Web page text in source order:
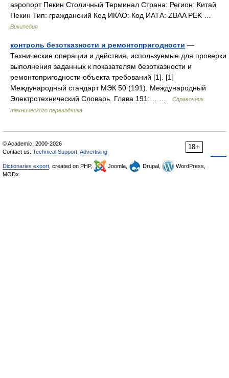
аэропорт Пекин Столичный Терминал Страна: Регион: Китай
Пекин Тип: гражданский Код ИКАО: Код ИАТА: ZBAA PEK …
Википедия
контроль безотказности и ремонтопригодности —
Технические операции и действия, используемые для проверки
выполнения заданных к показателям безотказности и
ремонтопригодности объекта требований [1]. [1]
Международный стандарт МЭК 50 (191). Международный
Электротехнический Словарь. Глава 191:… …
Справочник
технического переводчика
18+
© Academic, 2000-2026
Contact us: Technical Support Advertising
Dictionaries export , created on PHP, Joomla, Drupal,
WordPress,
MODx.